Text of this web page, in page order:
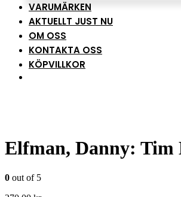
VARUMÄRKEN
AKTUELLT JUST NU
OM OSS
KONTAKTA OSS
KÖPVILLKOR
Elfman, Danny: Tim
0 out of 5